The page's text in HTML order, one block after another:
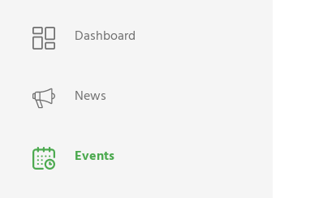
USER NAVIGATION
Dashboard
News
Events